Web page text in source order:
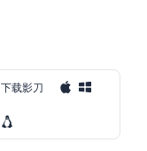
下载影刀